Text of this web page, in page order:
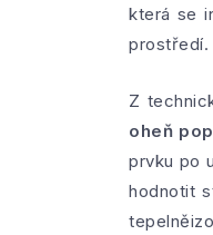
která se
prostředí.
Z
oheň
prvku po
hodnotit